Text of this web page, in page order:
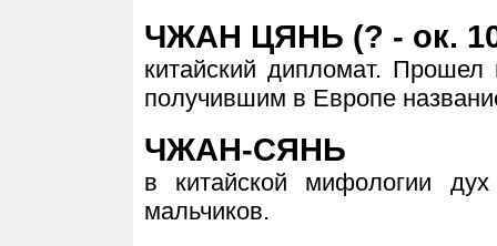
ЧЖАН ЦЯНЬ (? - ок.
китайский дипломат.
получившим в Европе
ЧЖАН-СЯНЬ
в китайской мифологии
мальчиков.